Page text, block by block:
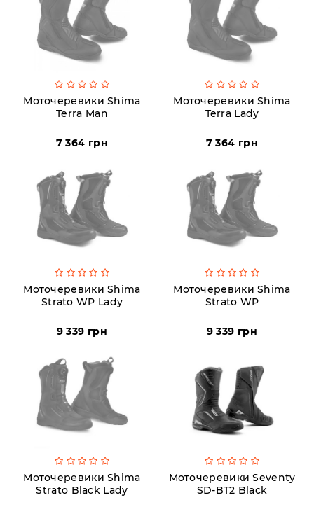
Аксесуари
Режим
роботи:
19:00
10:00
19:00
вихідний
Моточеревики Shima
Terra Man
7 364 грн
Моточеревики Shima
Terra Lady
7 364 грн
Моточеревики Shima
Strato WP Lady
9 339 грн
Моточеревики Shima
Strato WP
9 339 грн
Моточеревики Shima
Strato Black Lady
Моточеревики Seventy
SD-BT2 Black